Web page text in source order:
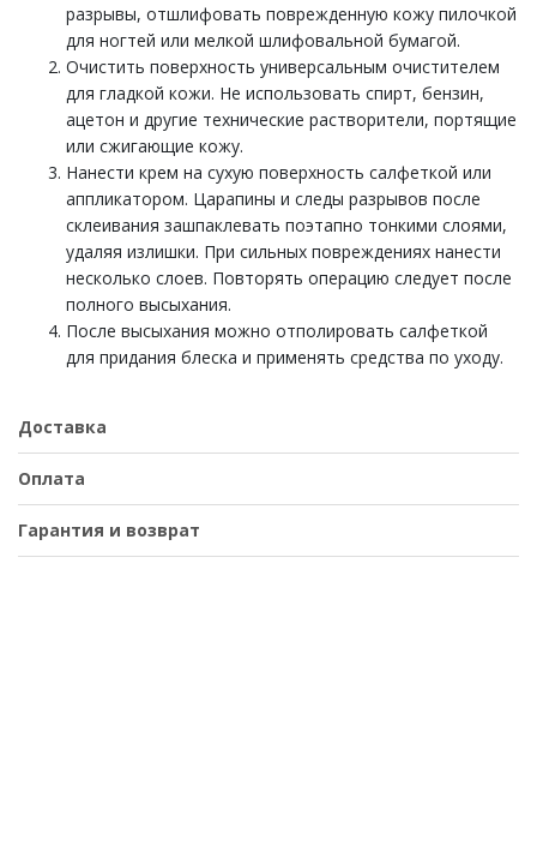
разрывы, отшлифовать поврежденную кожу пилочкой
для ногтей или мелкой шлифовальной бумагой.
Очистить поверхность универсальным очистителем
для гладкой кожи. Не использовать спирт, бензин,
ацетон и другие технические растворители, портящие
или сжигающие кожу.
Нанести крем на сухую поверхность салфеткой или
аппликатором. Царапины и следы разрывов после
склеивания зашпаклевать поэтапно тонкими слоями,
удаляя излишки. При сильных повреждениях нанести
несколько слоев. Повторять операцию следует после
полного высыхания.
После высыхания можно отполировать салфеткой
для придания блеска и применять средства по уходу.
Доставка
Оплата
Гарантия и возврат